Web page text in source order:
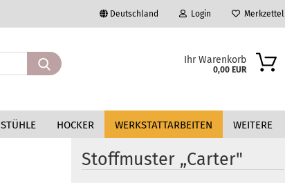
Deutschland Login
Passwort
Merkzettel
Suche... Ihr Warenkorb
0,00 EUR
STÜHLE HOCKER WERKSTATTARBEITEN WEITERE
Stoffmuster „Carter"